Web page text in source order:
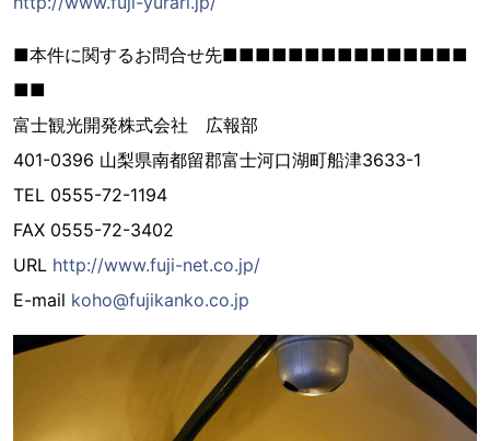
■本件に関するお問合せ先■■■■■■■■■■■■■■■
■■
富士観光開発株式会社 広報部
401-0396 山梨県南都留郡富士河口湖町船津3633-1
TEL 0555-72-1194
FAX 0555-72-3402
URL http://www.fuji-net.co.jp/
E-mail koho@fujikanko.co.jp